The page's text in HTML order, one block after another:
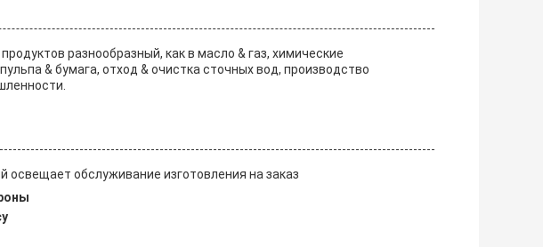
разнообразный, как в масло & газ, химические
& бумага, отход & очистка сточных вод, производство
обслуживание изготовления на заказ